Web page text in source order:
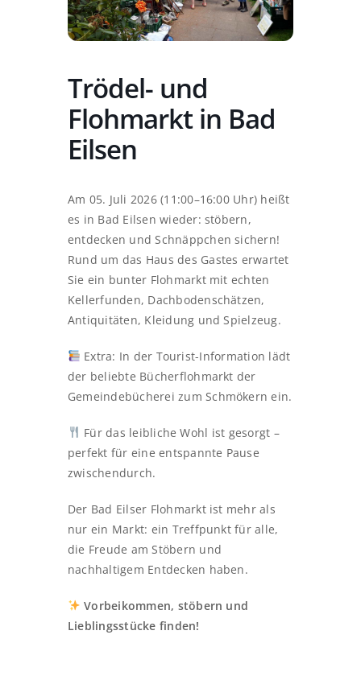
Trödel- und
Flohmarkt in Bad
Eilsen
Am 05. Juli 2026 (11:00–16:00 Uhr) heißt
es in Bad Eilsen wieder: stöbern,
entdecken und Schnäppchen sichern!
Rund um das Haus des Gastes erwartet
Sie ein bunter Flohmarkt mit echten
Kellerfunden, Dachbodenschätzen,
Antiquitäten, Kleidung und Spielzeug.
Extra: In der Tourist-Information lädt
der beliebte Bücherflohmarkt der
Gemeindebücherei zum Schmökern ein.
Für das leibliche Wohl ist gesorgt –
perfekt für eine entspannte Pause
zwischendurch.
Der Bad Eilser Flohmarkt ist mehr als
nur ein Markt: ein Treffpunkt für alle,
die Freude am Stöbern und
nachhaltigem Entdecken haben.
Vorbeikommen, stöbern und
Lieblingsstücke finden!